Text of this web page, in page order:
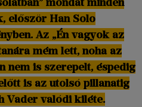
először Han Solo
Az „Én vagyok az
mém lett, noha az
nem is szerepelt, éspedig
is az utolsó pillanatig
Vader valódi kiléte.